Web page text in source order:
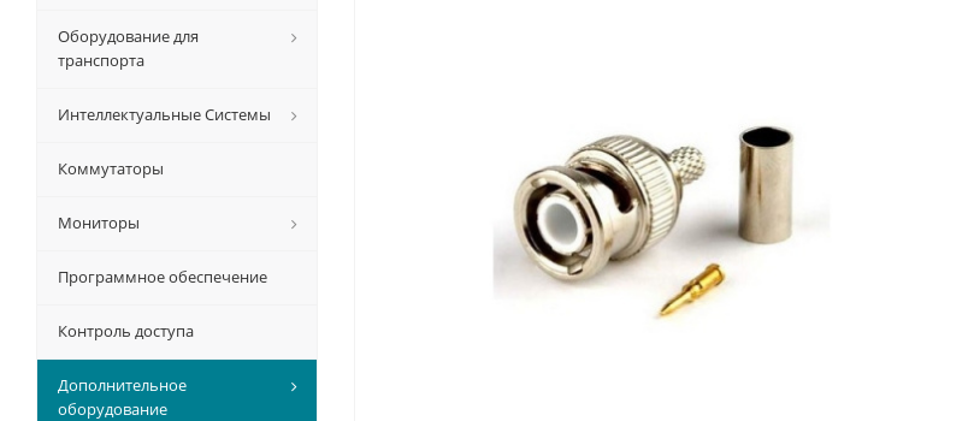
Оборудование для
транспорта
Интеллектуальные Системы
Коммутаторы
Мониторы
Программное обеспечение
Контроль доступа
Дополнительное
оборудование